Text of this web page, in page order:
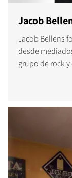
Jacob
Jacob Bellens
desde
grupo de rock